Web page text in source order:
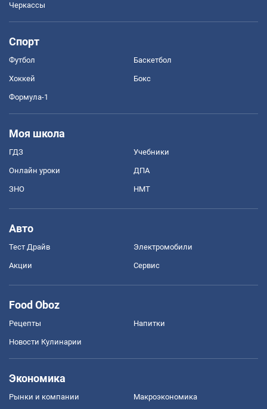
Черкассы
Спорт
Футбол Баскетбол
Хоккей Бокс
Формула-1
Моя школа
ГДЗ Учебники
Онлайн уроки ДПА
ЗНО НМТ
Авто
Тест Драйв Электромобили
Акции Сервис
Food Oboz
Рецепты Напитки
Новости Кулинарии
Экономика
Рынки и компании Mакроэкономика